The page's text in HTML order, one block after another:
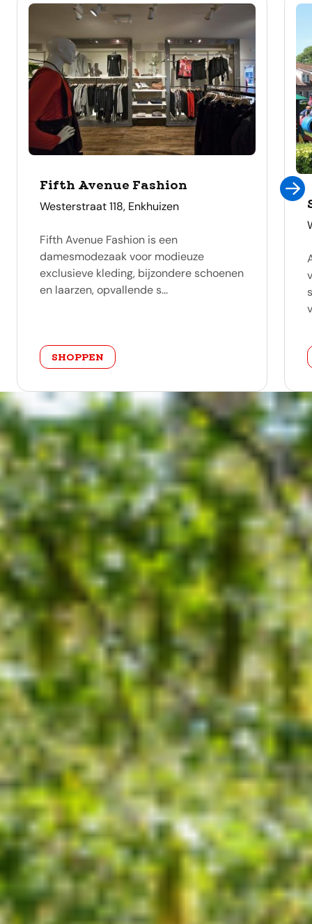
Fifth Avenue Fashion
adres
Westerstraat 118, Enkhuizen
Fifth Avenue Fashion is een
damesmodezaak voor modieuze
exclusieve kleding, bijzondere schoenen
en laarzen, opvallende s...
categorie
SHOPPEN